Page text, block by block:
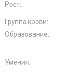
Рост:
Группа крови:
Образование:
Умения: